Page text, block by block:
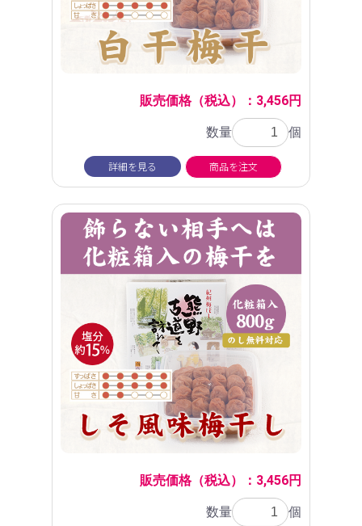
販売価格（税込）：3,456円
数量 個
詳細を見る 商品を注文
販売価格（税込）：3,456円
数量 個